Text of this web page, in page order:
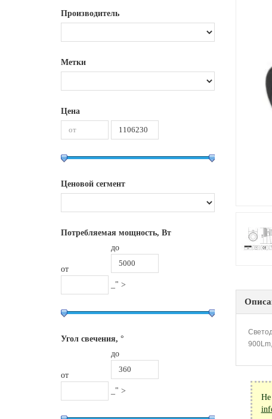
Производитель
Метки
Цена
Ценовой сегмент
Потребляемая мощность, Вт
от
до
_" >
Угол свечения, °
от
до
_" >
Не